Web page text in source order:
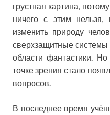
грустная картина,
ничего с этим
изменить природу
сверхзащитные системы
области фантастики.
точке зрения стало
вопросов.
В последнее время